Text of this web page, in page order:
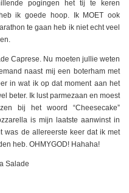
pogingen het tij te keren
ik goede hoop. Ik MOET ook
te gaan heb ik niet echt veel
Caprese. Nu moeten jullie weten
naast mij een boterham met
in wat ik op dat moment aan het
beter. Ik lust parmezaan en moest
bij het woord “Cheesecake”
is mijn laatste aanwinst in
was de allereerste keer dat ik met
heb. OHMYGOD! Hahaha!
Salade